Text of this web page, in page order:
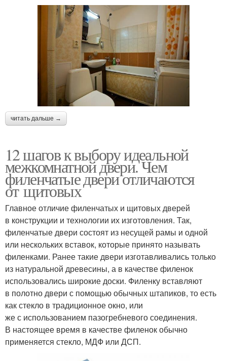
читать дальше →
12 шагов к выбору идеальной
межкомнатной двери. Чем
филенчатые двери отличаются
от щитовых
Главное отличие филенчатых и щитовых дверей
в конструкции и технологии их изготовления. Так,
филенчатые двери состоят из несущей рамы и одной
или нескольких вставок, которые принято называть
филенками. Ранее такие двери изготавливались только
из натуральной древесины, а в качестве филенок
использовались широкие доски. Филенку вставляют
в полотно двери с помощью обычных штапиков, то есть
как стекло в традиционное окно, или
же с использованием пазогребневого соединения.
В настоящее время в качестве филенок обычно
применяется стекло, МДФ или ДСП.